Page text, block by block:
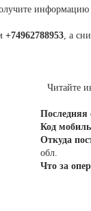
информацию
+74962788953, а
Читайте
Последняя
Код
Откуда
обл.
Что за